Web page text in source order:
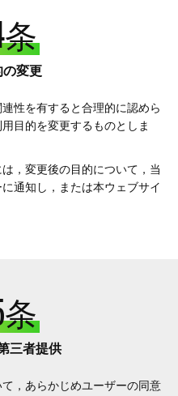
の変更
性を有すると合理的に認めら
目的を変更するものとしま
，変更後の目的について，当
通知し，または本ウェブサイ
三者提供
，あらかじめユーザーの同意